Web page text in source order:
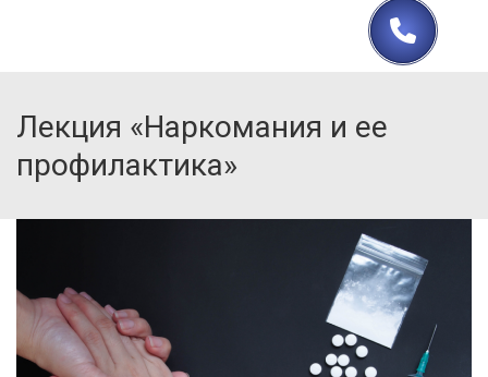
Лекция «Наркомания и ее
профилактика»